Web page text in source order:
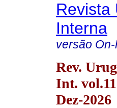
Revista
Interna
versão
Rev.
Int.
Dez-2026